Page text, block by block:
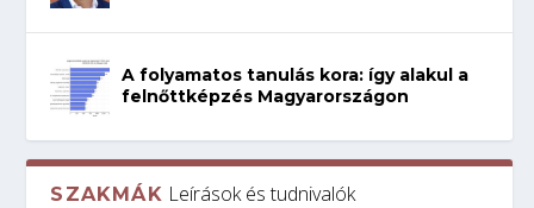
A folyamatos tanulás kora: így alakul a
felnőttképzés Magyarországon
SZAKMÁK Leírások és tudnivalók